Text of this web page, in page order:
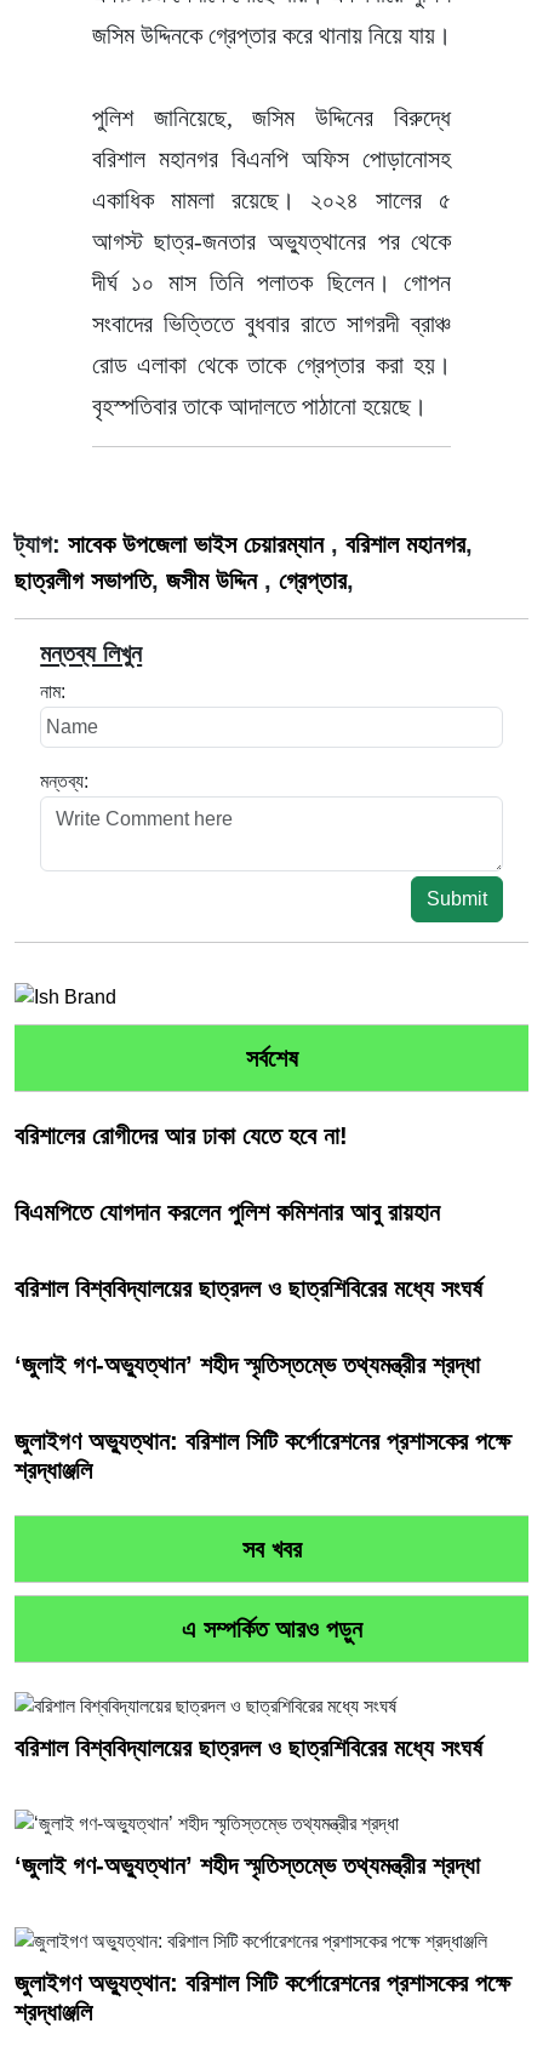
জসিম উদ্দিনকে গ্রেপ্তার করে থানায় নিয়ে যায়।
পুলিশ জানিয়েছে, জসিম উদ্দিনের বিরুদ্ধে
বরিশাল মহানগর বিএনপি অফিস পোড়ানোসহ
একাধিক মামলা রয়েছে। ২০২৪ সালের ৫
আগস্ট ছাত্র-জনতার অভ্যুত্থানের পর থেকে
দীর্ঘ ১০ মাস তিনি পলাতক ছিলেন। গোপন
সংবাদের ভিত্তিতে বুধবার রাতে সাগরদী ব্রাঞ্চ
রোড এলাকা থেকে তাকে গ্রেপ্তার করা হয়।
বৃহস্পতিবার তাকে আদালতে পাঠানো হয়েছে।
ট্যাগ: সাবেক উপজেলা ভাইস চেয়ারম্যান , বরিশাল মহানগর,
ছাত্রলীগ সভাপতি, জসীম উদ্দিন , গ্রেপ্তার,
মন্তব্য লিখুন
নাম:
মন্তব্য:
Submit
সর্বশেষ
বরিশালের রোগীদের আর ঢাকা যেতে হবে না!
বিএমপিতে যোগদান করলেন পুলিশ কমিশনার আবু রায়হান
বরিশাল বিশ্ববিদ্যালয়ের ছাত্রদল ও ছাত্রশিবিরের মধ্যে সংঘর্ষ
‘জুলাই গণ-অভ্যুত্থান’ শহীদ স্মৃতিস্তম্ভে তথ্যমন্ত্রীর শ্রদ্ধা
জুলাইগণ অভ্যুত্থান: বরিশাল সিটি কর্পোরেশনের প্রশাসকের পক্ষে
শ্রদ্ধাঞ্জলি
সব খবর
এ সম্পর্কিত আরও পড়ুন
বরিশাল বিশ্ববিদ্যালয়ের ছাত্রদল ও ছাত্রশিবিরের মধ্যে সংঘর্ষ
‘জুলাই গণ-অভ্যুত্থান’ শহীদ স্মৃতিস্তম্ভে তথ্যমন্ত্রীর শ্রদ্ধা
জুলাইগণ অভ্যুত্থান: বরিশাল সিটি কর্পোরেশনের প্রশাসকের পক্ষে
শ্রদ্ধাঞ্জলি